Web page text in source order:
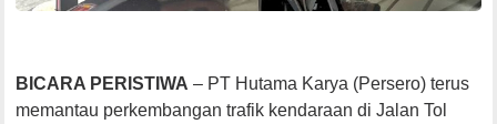
BICARA PERISTIWA – PT Hutama Karya (Persero) terus
memantau perkembangan trafik kendaraan di Jalan Tol